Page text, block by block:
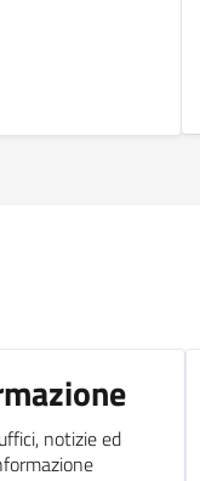
notizie ed